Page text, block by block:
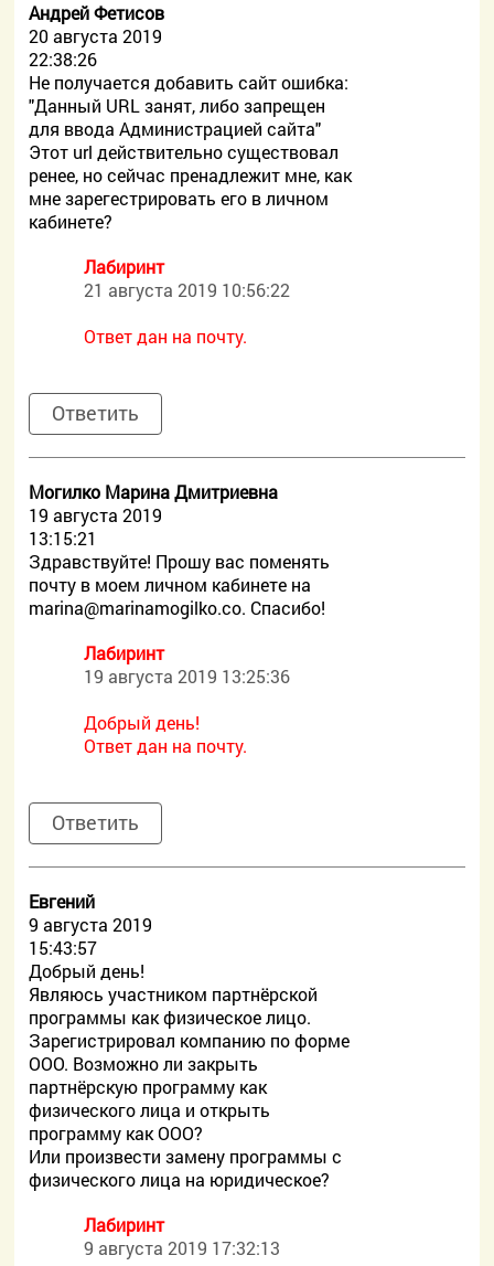
Андрей Фетисов
20 августа 2019
22:38:26
Не получается добавить сайт ошибка:
"Данный URL занят, либо запрещен
для ввода Администрацией сайта"
Этот url действительно существовал
ренее, но сейчас пренадлежит мне, как
мне зарегестрировать его в личном
кабинете?
Лабиринт
21 августа 2019 10:56:22
Ответ дан на почту.
Ответить
Могилко Марина Дмитриевна
19 августа 2019
13:15:21
Здравствуйте! Прошу вас поменять
почту в моем личном кабинете на
marina@marinamogilko.co. Спасибо!
Лабиринт
19 августа 2019 13:25:36
Добрый день!
Ответ дан на почту.
Ответить
Евгений
9 августа 2019
15:43:57
Добрый день!
Являюсь участником партнёрской
программы как физическое лицо.
Зарегистрировал компанию по форме
ООО. Возможно ли закрыть
партнёрскую программу как
физического лица и открыть
программу как ООО?
Или произвести замену программы с
физического лица на юридическое?
Лабиринт
9 августа 2019 17:32:13